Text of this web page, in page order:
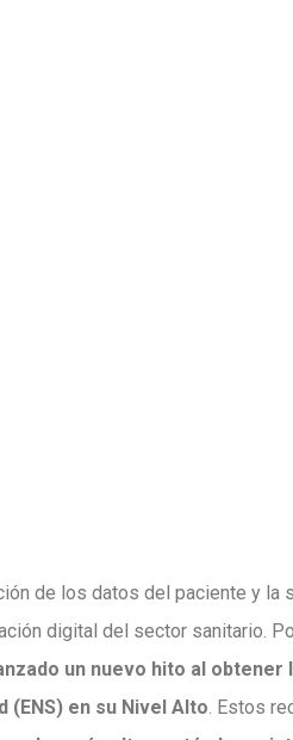
de los datos del paciente y
digital del sector sanitario.
un nuevo hito al obtener
(ENS) en su Nivel Alto. Estos